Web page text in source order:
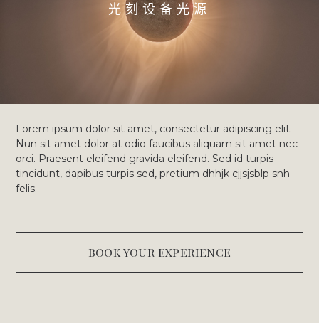
光刻设备光源
Lorem ipsum dolor sit amet, consectetur adipiscing elit.
Nun sit amet dolor at odio faucibus aliquam sit amet nec
orci. Praesent eleifend gravida eleifend. Sed id turpis
tincidunt, dapibus turpis sed, pretium dhhjk cjjsjsblp snh
felis.
BOOK YOUR EXPERIENCE